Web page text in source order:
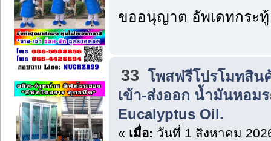
ขออนุญาต อัพเดทกระทู้
33 โพสฟรีโปรโมทสิน
เข้า-ส่งออก น้ำมันหอม
Eucalyptus Oil.
« เมื่อ: วันที่ 1 สิงหาคม